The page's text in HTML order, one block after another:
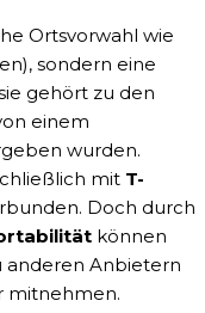
Ortsvorwahl wie
sondern eine
gehört zu den
einem
wurden.
mit T-
Doch durch
können
anderen Anbietern
mitnehmen.